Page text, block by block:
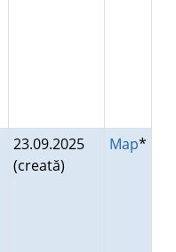
23.09.2025
(creată)
Map*